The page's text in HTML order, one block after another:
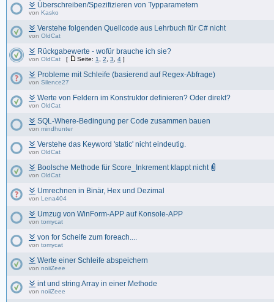
Überschreiben/Spezifizieren von Typparametern
von Kasko
Verstehe folgenden Quellcode aus Lehrbuch für C# nicht
von OldCat
Rückgabewerte - wofür brauche ich sie?
von OldCat [ Seite: 1 2 3 4 ]
Probleme mit Schleife (basierend auf Regex-Abfrage)
von Silence27
Werte von Feldern im Konstruktor definieren? Oder direkt?
von OldCat
SQL-Where-Bedingung per Code zusammen bauen
von mindhunter
Verstehe das Keyword 'static' nicht eindeutig.
von OldCat
Boolsche Methode für Score_Inkrement klappt nicht
von OldCat
Umrechnen in Binär, Hex und Dezimal
von Lena404
Umzug von WinForm-APP auf Konsole-APP
von tomycat
von for Scheife zum foreach....
von tomycat
Werte einer Schleife abspeichern
von noiiZeee
int und string Array in einer Methode
von noiiZeee